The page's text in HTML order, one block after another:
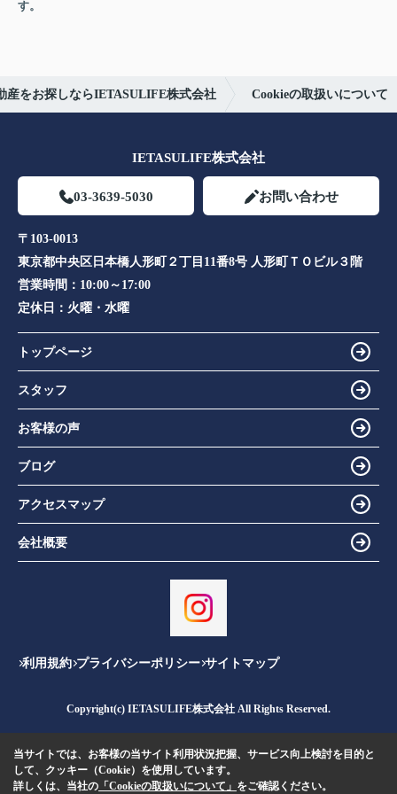
す。
産をお探しならIETASULIFE株式会社 Cookieの取扱いについて
IETASULIFE株式会社
03-3639-5030 お問い合わせ
〒103-0013
東京都中央区日本橋人形町２丁目11番8号 人形町ＴＯビル３階
営業時間： 10:00～17:00
定休日： 火曜・水曜
トップページ
スタッフ
お客様の声
ブログ
アクセスマップ
会社概要
利用規約 プライバシーポリシー サイトマップ
Copyright(c) IETASULIFE株式会社 All Rights Reserved.
当サイトでは、お客様の当サイト利用状況把握、サービス向上検討を目的と
して、クッキー（Cookie）を使用しています。
詳しくは、当社の 「Cookieの取扱いについて」 をご確認ください。